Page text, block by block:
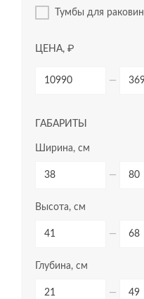
тумбы для раковин
ЦЕНА, ₽
—
ГАБАРИТЫ
Ширина, см
—
Высота, см
—
Глубина, см
—